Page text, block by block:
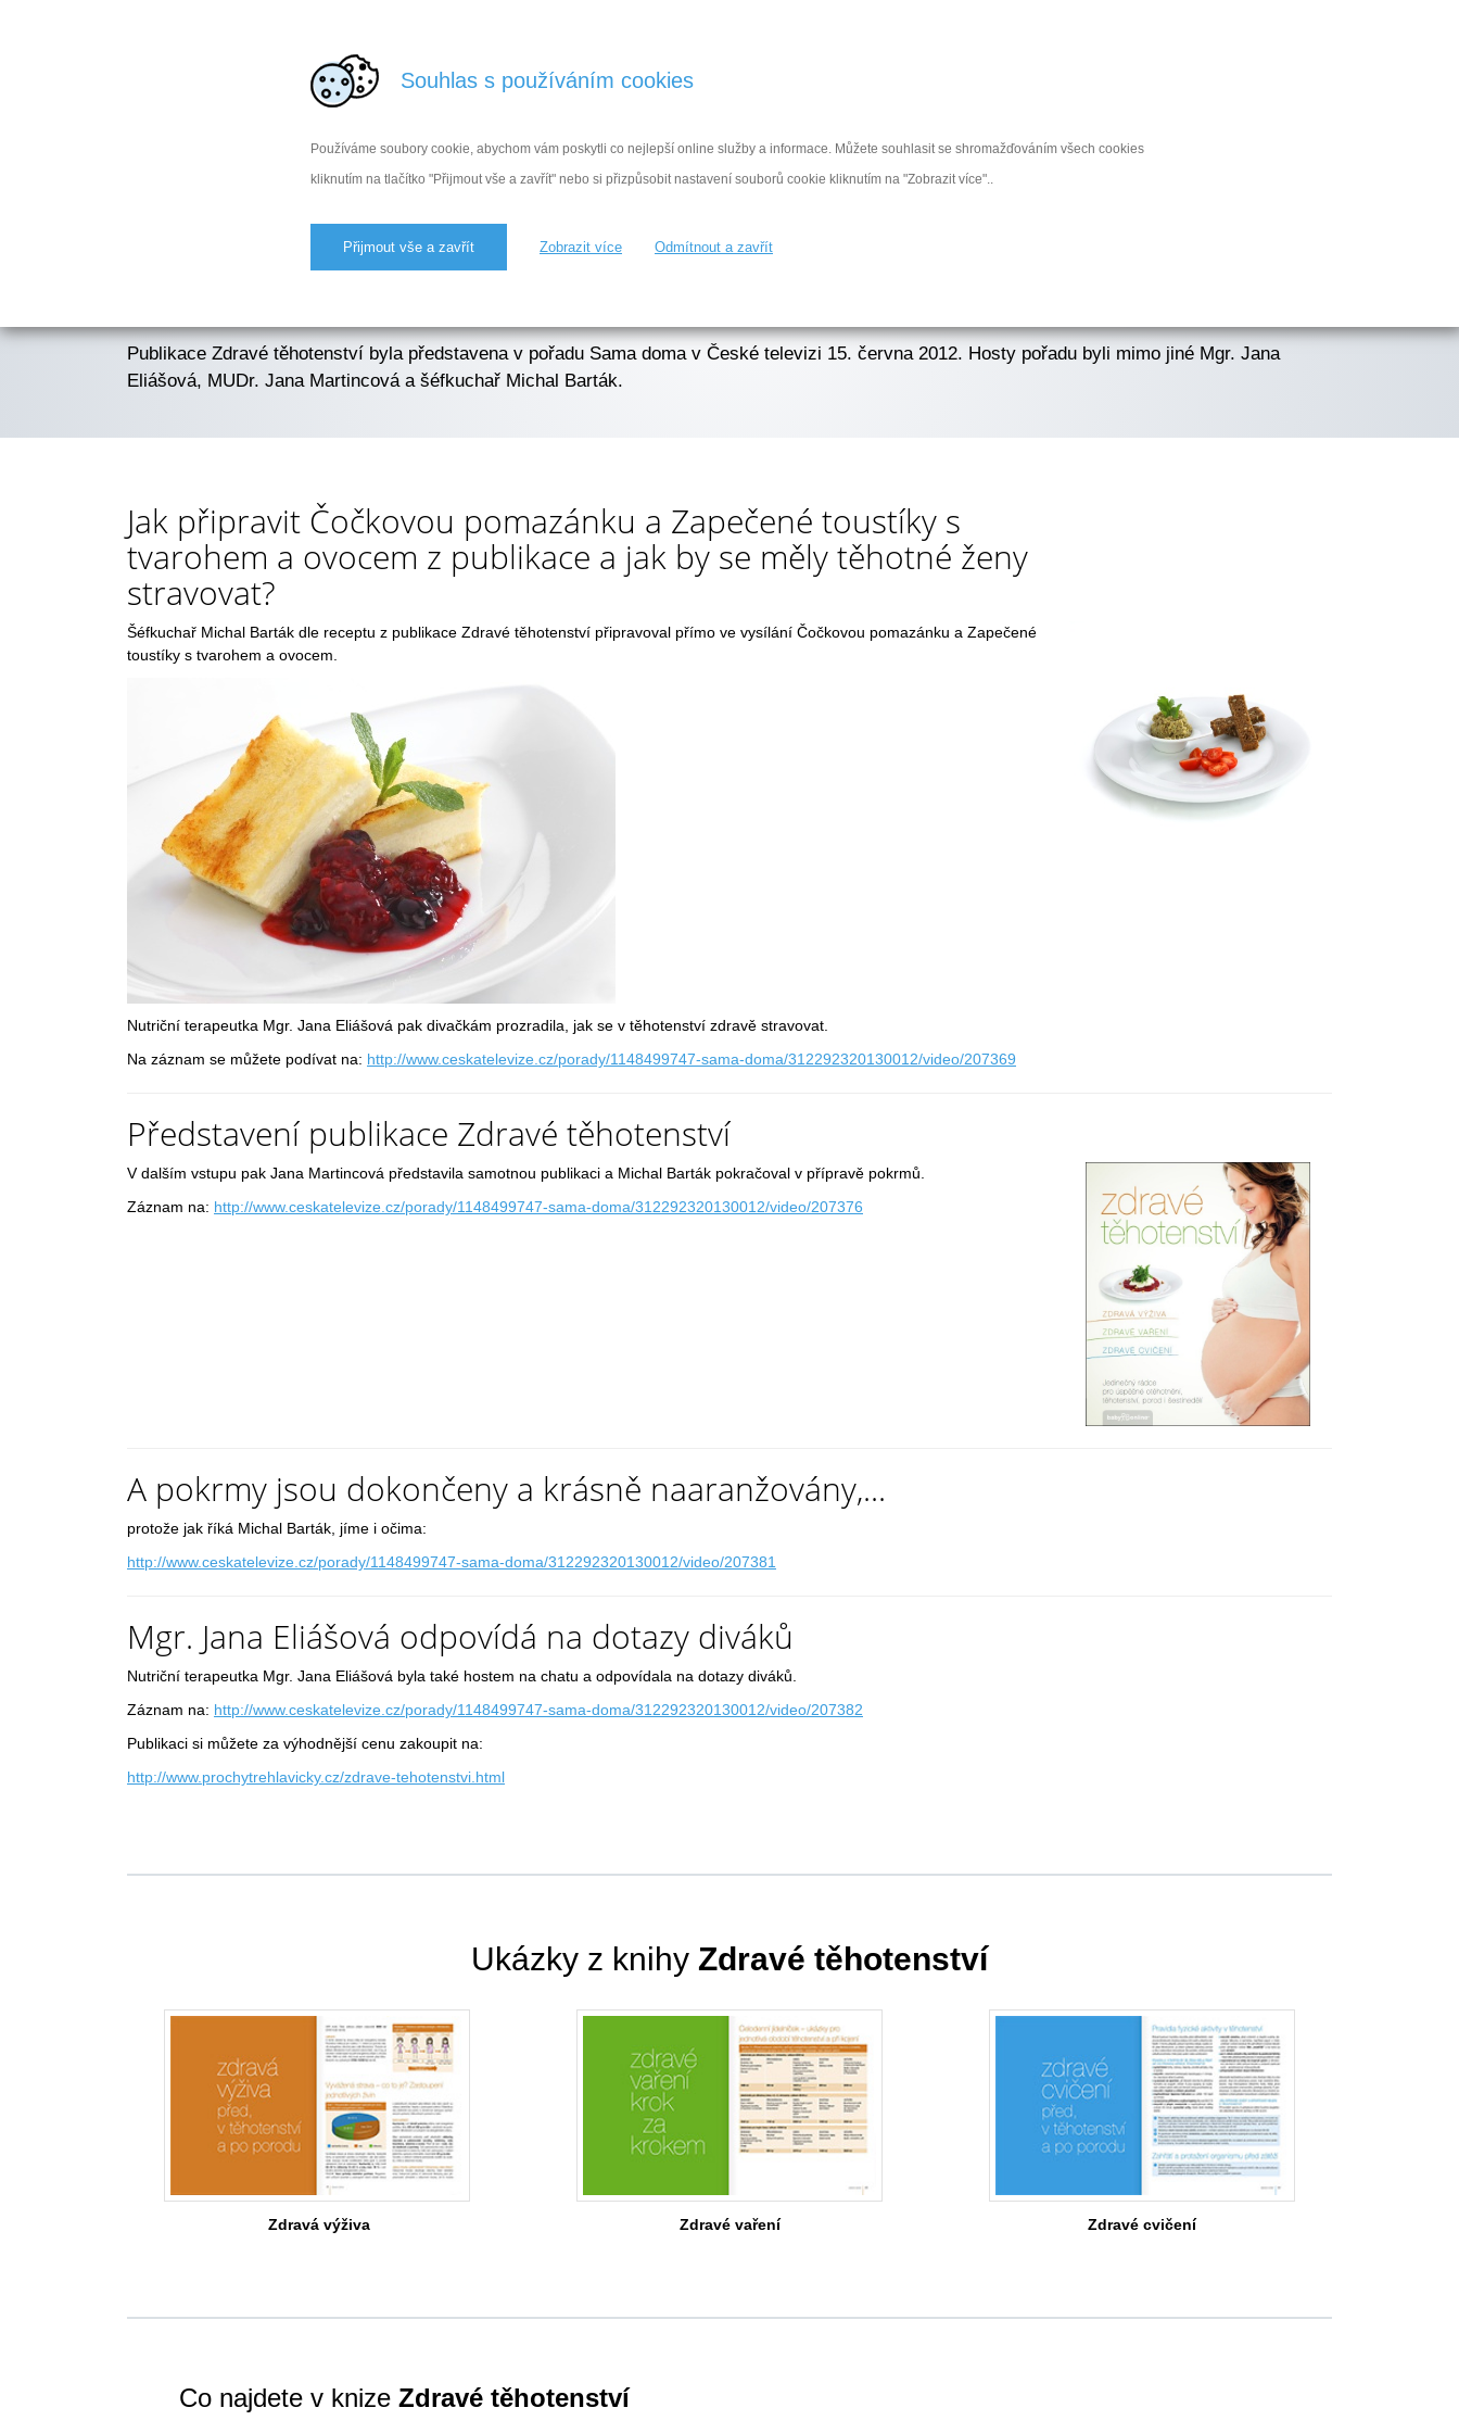
Souhlas s používáním cookies
Používáme soubory cookie, abychom vám poskytli co nejlepší online služby a informace. Můžete souhlasit se shromažďováním všech cookies
kliknutím na tlačítko "Přijmout vše a zavřít" nebo si přizpůsobit nastavení souborů cookie kliknutím na "Zobrazit více"..
Přijmout vše a zavřít Zobrazit více Odmítnout a zavřít
ZDRAVÁ VÝŽIVA
Zdravé těhotenství v televizi
Publikace Zdravé těhotenství byla představena v pořadu Sama doma v České televizi 15. června 2012. Hosty pořadu byli mimo jiné Mgr. Jana
Eliášová, MUDr. Jana Martincová a šéfkuchař Michal Barták.
Jak připravit Čočkovou pomazánku a Zapečené toustíky s
tvarohem a ovocem z publikace a jak by se měly těhotné ženy
stravovat?
Šéfkuchař Michal Barták dle receptu z publikace Zdravé těhotenství připravoval přímo ve vysílání Čočkovou pomazánku a Zapečené
toustíky s tvarohem a ovocem.
Nutriční terapeutka Mgr. Jana Eliášová pak divačkám prozradila, jak se v těhotenství zdravě stravovat.
Na záznam se můžete podívat na: http://www.ceskatelevize.cz/porady/1148499747-sama-doma/312292320130012/video/207369
Představení publikace Zdravé těhotenství
V dalším vstupu pak Jana Martincová představila samotnou publikaci a Michal Barták pokračoval v přípravě pokrmů.
Záznam na: http://www.ceskatelevize.cz/porady/1148499747-sama-doma/312292320130012/video/207376
A pokrmy jsou dokončeny a krásně naaranžovány,...
protože jak říká Michal Barták, jíme i očima:
http://www.ceskatelevize.cz/porady/1148499747-sama-doma/312292320130012/video/207381
Mgr. Jana Eliášová odpovídá na dotazy diváků
Nutriční terapeutka Mgr. Jana Eliášová byla také hostem na chatu a odpovídala na dotazy diváků.
Záznam na: http://www.ceskatelevize.cz/porady/1148499747-sama-doma/312292320130012/video/207382
Publikaci si můžete za výhodnější cenu zakoupit na:
http://www.prochytrehlavicky.cz/zdrave-tehotenstvi.html
Ukázky z knihy Zdravé těhotenství
Zdravá výživa Zdravé vaření Zdravé cvičení
Co najdete v knize Zdravé těhotenství